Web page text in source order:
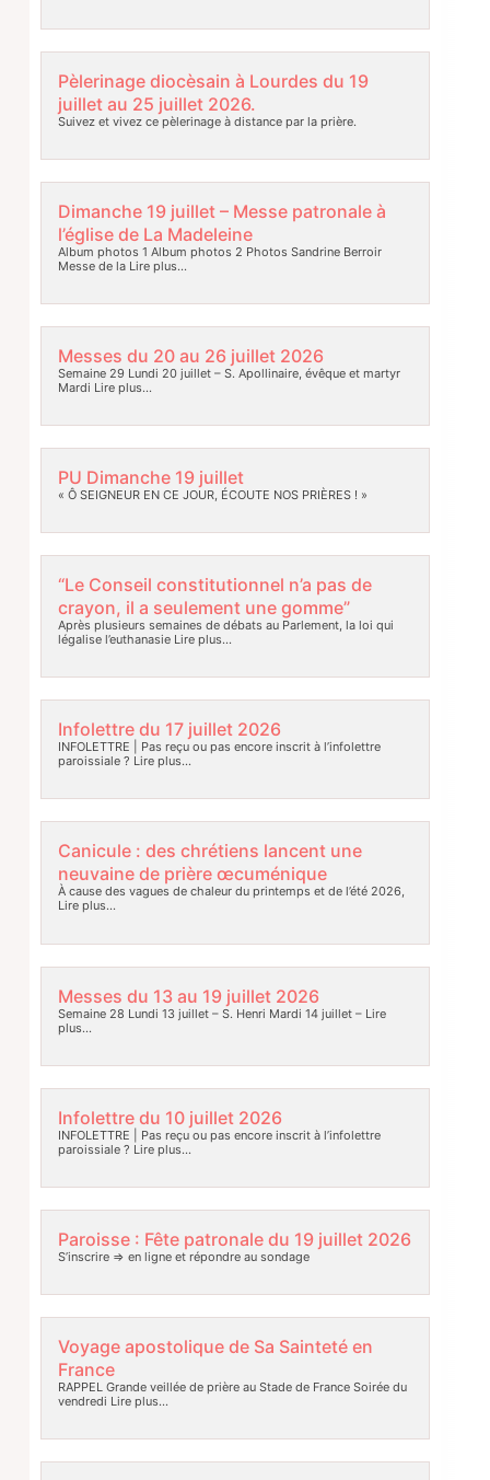
Pèlerinage diocèsain à Lourdes du 19
juillet au 25 juillet 2026.
Suivez et vivez ce pèlerinage à distance par la prière.
Dimanche 19 juillet – Messe patronale à
l’église de La Madeleine
Album photos 1 Album photos 2 Photos Sandrine Berroir
Messe de laLire plus…
Messes du 20 au 26 juillet 2026
Semaine 29 Lundi 20 juillet – S. Apollinaire, évêque et martyr
Mardi Lire plus…
PU Dimanche 19 juillet
« Ô SEIGNEUR EN CE JOUR, ÉCOUTE NOS PRIÈRES ! »
“Le Conseil constitutionnel n’a pas de
crayon, il a seulement une gomme”
Après plusieurs semaines de débats au Parlement, la loi qui
légalise l’euthanasieLire plus…
Infolettre du 17 juillet 2026
INFOLETTRE | Pas reçu ou pas encore inscrit à l’infolettre
paroissiale ? Lire plus…
Canicule : des chrétiens lancent une
neuvaine de prière œcuménique
À cause des vagues de chaleur du printemps et de l’été 2026,
Lire plus…
Messes du 13 au 19 juillet 2026
Semaine 28 Lundi 13 juillet – S. Henri Mardi 14 juillet –Lire
plus…
Infolettre du 10 juillet 2026
INFOLETTRE | Pas reçu ou pas encore inscrit à l’infolettre
paroissiale ? Lire plus…
Paroisse : Fête patronale du 19 juillet 2026
S’inscrire => en ligne et répondre au sondage
Voyage apostolique de Sa Sainteté en
France
RAPPEL Grande veillée de prière au Stade de France Soirée du
vendredi Lire plus…